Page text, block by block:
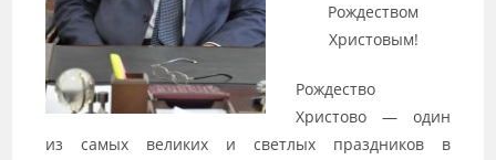
Рождеством
Христовым!
Рождество
Христово — один
из самых великих и светлых праздников в